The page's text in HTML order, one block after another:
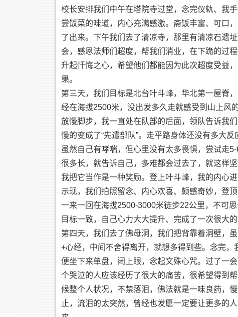
校长安排我们中午在塔院寺过堂，念完仪轨、我
尝饭菜的味道，内心充满感激。斋饭丰富、可口
了出来。下午我们去了清凉寺，那里有清凉石遗
会，感恩法师们超度，帮我们消业，在下跪的过
升起忏悔之心，希望他们都能因为此次超度受益
果。
第三天，我们目标是北台叶斗峰，华北第一屋脊
经在海拔2500米，没出发多久走就感受到山上风
放慢脚步，我一直处在队部的后面，领队告诉我
慢的变成了“先遣部队”。走平路身体还没有多大
虽然自己有哮喘，但心里没有太多畏惧，尝试走
很多长，就告诉自己，多难都会过去了，就这样
我把它当作是一种奖励。登上叶斗峰，我的内心
示现，我们拍照留念、内心欢喜、颇感奇妙，登
一来一回在海拔2500-3000米徒步22公里，不可
目标一致，自己心力大大提升、完成了一次很大
第四天，我们去了佛母洞，我们把背靠着洞壁，
+心经，中间不舍得离开，就想多得到些。念完
便坐下来单盘，闭上眼，念起文殊心咒。过了一
个哭泣的人应该经历了很大的痛苦，很希望得到
候整个人状况，不禁落泪，佛法就是一味良药，
止，流泪的太突然，曾经也发愿一定要让更多的